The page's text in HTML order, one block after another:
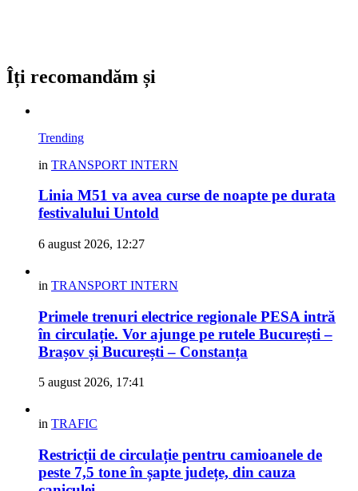
Îți recomandăm și
Trending
in TRANSPORT INTERN
Linia M51 va avea curse de noapte pe durata
festivalului Untold
6 august 2026, 12:27
in TRANSPORT INTERN
Primele trenuri electrice regionale PESA intră
în circulație. Vor ajunge pe rutele București –
Brașov și București – Constanța
5 august 2026, 17:41
in TRAFIC
Restricții de circulație pentru camioanele de
peste 7,5 tone în șapte județe, din cauza